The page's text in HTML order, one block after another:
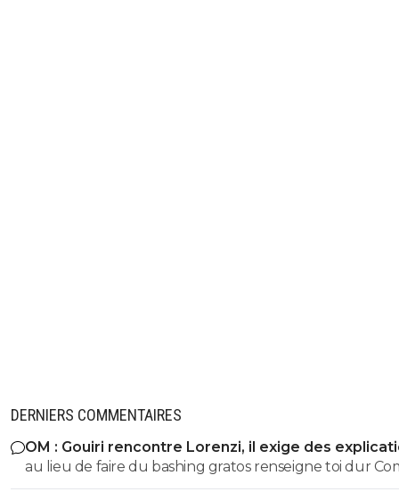
DERNIERS COMMENTAIRES
OM : Gouiri rencontre Lorenzi, il exige des
au lieu de faire du bashing gratos renseigne toi dur
c'est le nouveau riche oralien ils vont nouer la cL etc